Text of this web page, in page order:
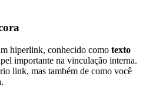
hiperlink, conhecido como texto
importante na vinculação interna.
link, mas também de como você